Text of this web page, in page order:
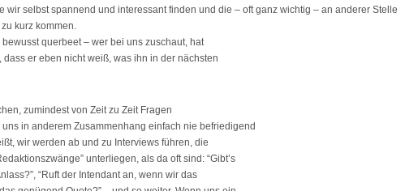
wir selbst spannend und interessant finden und die – oft ganz wichtig – an anderer Stelle
kurz kommen.
querbeet – wer bei uns zuschaut, hat
dass er eben nicht weiß, was ihn in der nächsten
zumindest von Zeit zu Zeit Fragen
in anderem Zusammenhang einfach nie befriedigend
wir werden ab und zu Interviews führen, die
unterliegen, als da oft sind: “Gibt’s
“Ruft der Intendant an, wenn wir das